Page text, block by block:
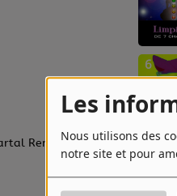
Les
Nous utilisons des
notre site et pour
6
Remix 8